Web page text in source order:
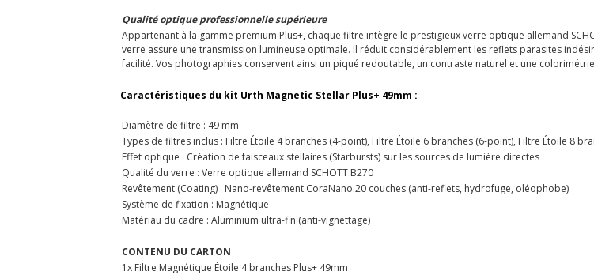
Qualité optique professionnelle supérieure
Appartenant à la gamme premium Plus+, chaque filtre intègre le prestigieux verre optique allemand
verre assure une transmission lumineuse optimale. Il réduit considérablement les reflets parasites
facilité. Vos photographies conservent ainsi un piqué redoutable, un contraste naturel et une
Caractéristiques du kit Urth Magnetic Stellar Plus+ 49mm :
Diamètre de filtre : 49 mm
Types de filtres inclus : Filtre Étoile 4 branches (4-point), Filtre Étoile 6 branches (6-point), Filtre Étoile 8
Effet optique : Création de faisceaux stellaires (Starbursts) sur les sources de lumière directes
Qualité du verre : Verre optique allemand SCHOTT B270
Revêtement (Coating) : Nano-revêtement CoraNano 20 couches (anti-reflets, hydrofuge, oléophobe)
Système de fixation : Magnétique
Matériau du cadre : Aluminium ultra-fin (anti-vignettage)
CONTENU DU CARTON
1x Filtre Magnétique Étoile 4 branches Plus+ 49mm